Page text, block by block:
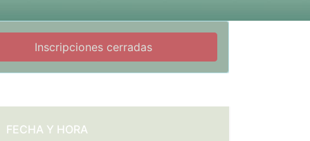
Inscripciones cerradas
FECHA Y HORA